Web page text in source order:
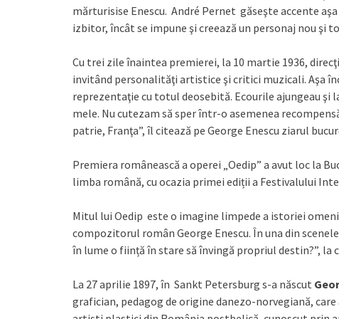
mărturisise Enescu. André Pernet găseşte accente
izbitor, încât se impune şi creează un personaj nou
Cu trei zile înaintea premierei, la 10 martie 1936,
invitând personalităţi artistice şi critici muzicali. Aşa
reprezentaţie cu totul deosebită. Ecourile ajungeau şi
mele. Nu cutezam să sper într-o asemenea
patrie, Franţa”, îl citează pe George Enescu ziarul
Premiera românească a operei „Oedip” a avut loc la
limba română, cu ocazia primei ediții a Festivalului
Mitul lui Oedip este o imagine limpede a istoriei
compozitorul român George Enescu. În una din
în lume o ființă în stare să învingă propriul destin?”, la
La 27 aprilie 1897, în Sankt Petersburg s-a născut
grafician, pedagog de origine danezo-norvegiană,